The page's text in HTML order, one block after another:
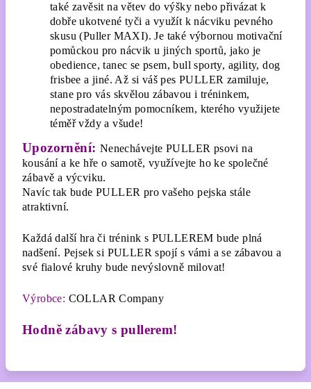
také zavěsit na větev do výšky nebo přivázat k
dobře ukotvené tyči a využít k nácviku pevného
skusu (Puller MAXI). Je také výbornou motivační
pomůckou pro nácvik u jiných sportů, jako je
obedience, tanec se psem, bull sporty, agility, dog
frisbee a jiné. Až si váš pes PULLER zamiluje,
stane pro vás skvělou zábavou i tréninkem,
nepostradatelným pomocníkem, kterého využijete
téměř vždy a všude!
Upozornění: Nenechávejte PULLER psovi na
kousání a ke hře o samotě, využívejte ho ke společné
zábavě a výcviku.
Navíc tak bude PULLER pro vašeho pejska stále
atraktivní.
Každá další hra či trénink s PULLEREM bude plná
nadšení. Pejsek si PULLER spojí s vámi a se zábavou a
své fialové kruhy bude nevýslovně milovat!
Výrobce: COLLAR Company
Hodně zábavy s pullerem!